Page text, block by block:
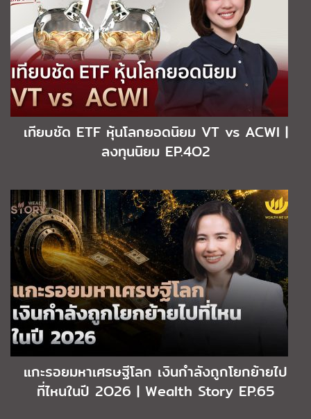
เทียบชัด ETF หุ้นโลกยอดนิยม VT vs ACWI |
ลงทุนนิยม EP.4O2
แกะรอยมหาเศรษฐีโลก เงินกำลังถูกโยกย้ายไป
ที่ไหนในปี 2O26 | Wealth Story EP.65